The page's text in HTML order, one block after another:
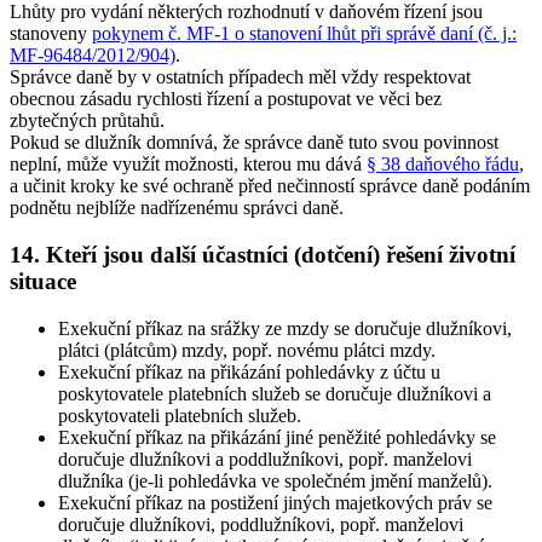
Lhůty pro vydání některých rozhodnutí v daňovém řízení jsou
stanoveny pokynem č. MF-1 o stanovení lhůt při správě daní (č. j.:
MF-96484/2012/904).
Správce daně by v ostatních případech měl vždy respektovat
obecnou zásadu rychlosti řízení a postupovat ve věci bez
zbytečných průtahů.
Pokud se dlužník domnívá, že správce daně tuto svou povinnost
neplní, může využít možnosti, kterou mu dává § 38 daňového řádu,
a učinit kroky ke své ochraně před nečinností správce daně podáním
podnětu nejblíže nadřízenému správci daně.
14. Kteří jsou další účastníci (dotčení) řešení životní
situace
Exekuční příkaz na srážky ze mzdy se doručuje dlužníkovi,
plátci (plátcům) mzdy, popř. novému plátci mzdy.
Exekuční příkaz na přikázání pohledávky z účtu u
poskytovatele platebních služeb se doručuje dlužníkovi a
poskytovateli platebních služeb.
Exekuční příkaz na přikázání jiné peněžité pohledávky se
doručuje dlužníkovi a poddlužníkovi, popř. manželovi
dlužníka (je-li pohledávka ve společném jmění manželů).
Exekuční příkaz na postižení jiných majetkových práv se
doručuje dlužníkovi, poddlužníkovi, popř. manželovi